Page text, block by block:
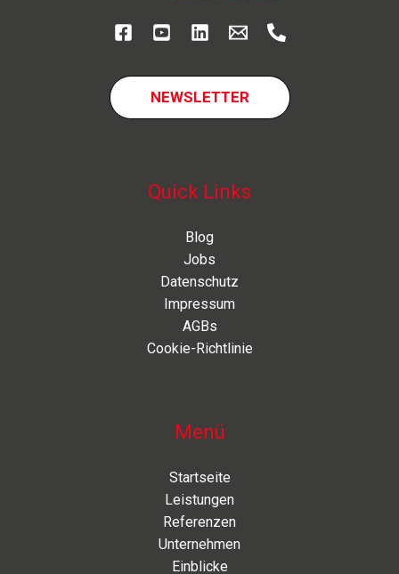
NEWSLETTER
Quick Links
Blog
Jobs
Datenschutz
Impressum
AGBs
Cookie-Richtlinie
Menü
Startseite
Leistungen
Referenzen
Unternehmen
Einblicke